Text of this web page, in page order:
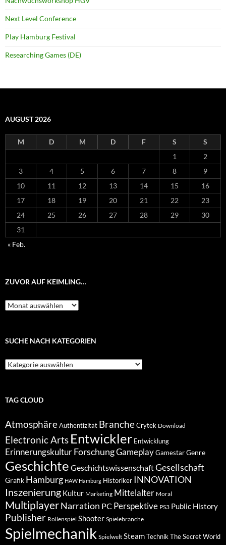
Next Level Conference
Play Hamburg Festival
Researching Games (DE)
AUGUST 2026
M D M D F S
S
1
2
3
4 5 6 7 8
9
10
11 12 13 14 15
16
17
18 19 20 21 22
23
24
25 26 27 28 29
30
31
« Feb.
ZUVOR AUF KEIMLING…
Zuvor
auf
SUCHE NACH KATEGORIEN
Suche
nach
TAG CLOUD
Atmosphäre Authentizität Branche Crytek Download
Electronic Arts Entwickler Entwicklung
Erinnerungskultur ForschungGameplay Gamestar Genre
Geschichte GeschichtswissenschaftGesellschaft
Grafik Hamburg HAW Hamburg Historiker INNOVATION
Inszenierung Kultur Marketing Mittelalter Moral
MultiplayerNarration PC Perspektive PS3 Public History
Publisher Rollenspiel Shooter Spielebranche
Spielmechanik Spielwelt Steam Technik The Secret World